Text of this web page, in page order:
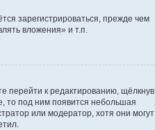
зарегистрироваться, прежде чем
вложения» и т.п.
перейти к редактированию, щёлкнув
то под ним появится небольшая
или модератор, хотя они могут